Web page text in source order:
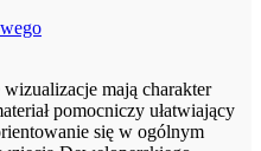
mają charakter
pomocniczy ułatwiający
się w ogólnym